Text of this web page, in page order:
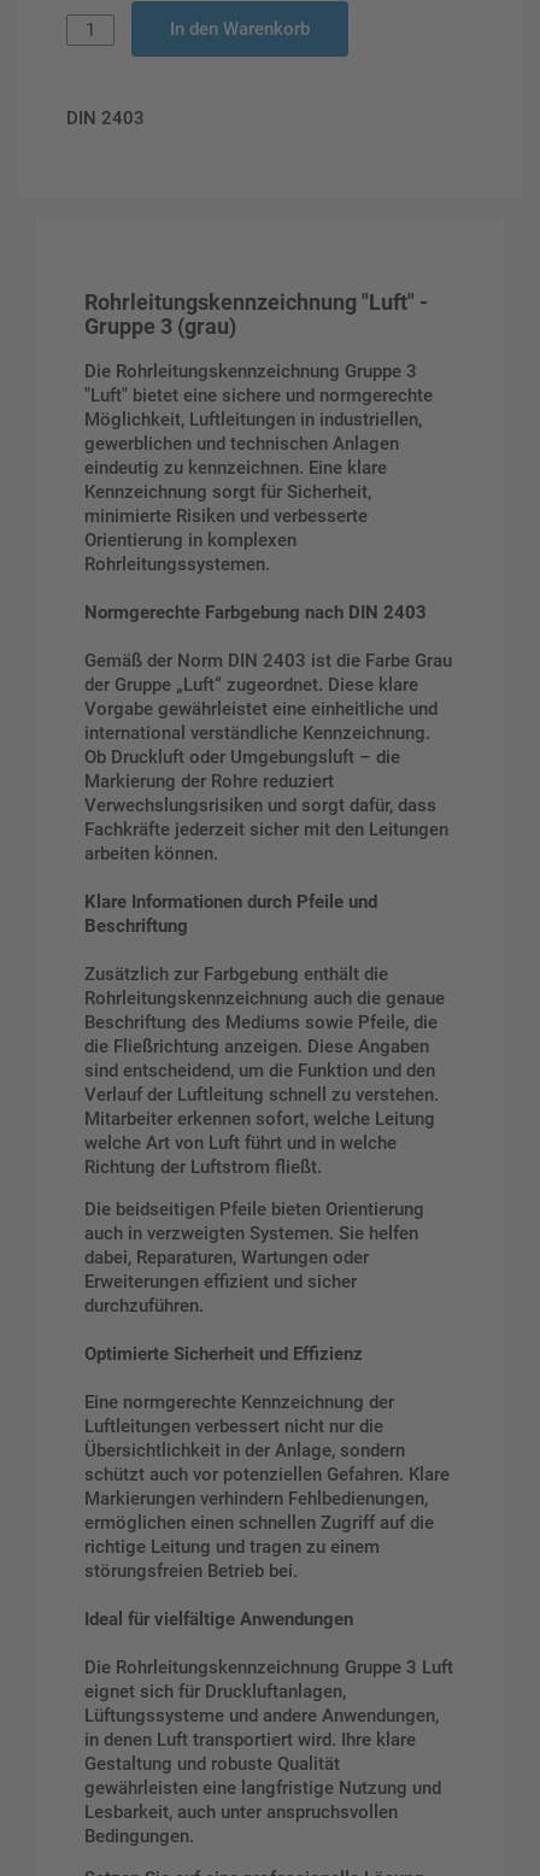
In den Warenkorb
DIN 2403
Rohrleitungskennzeichnung "Luft" -
Gruppe 3 (grau)
Die Rohrleitungskennzeichnung Gruppe 3
"Luft" bietet eine sichere und normgerechte
Möglichkeit, Luftleitungen in industriellen,
gewerblichen und technischen Anlagen
eindeutig zu kennzeichnen. Eine klare
Kennzeichnung sorgt für Sicherheit,
minimierte Risiken und verbesserte
Orientierung in komplexen
Rohrleitungssystemen.
Normgerechte Farbgebung nach DIN 2403
Gemäß der Norm DIN 2403 ist die Farbe Grau
der Gruppe „Luft“ zugeordnet. Diese klare
Vorgabe gewährleistet eine einheitliche und
international verständliche Kennzeichnung.
Ob Druckluft oder Umgebungsluft – die
Markierung der Rohre reduziert
Verwechslungsrisiken und sorgt dafür, dass
Fachkräfte jederzeit sicher mit den Leitungen
arbeiten können.
Klare Informationen durch Pfeile und
Beschriftung
Zusätzlich zur Farbgebung enthält die
Rohrleitungskennzeichnung auch die genaue
Beschriftung des Mediums sowie Pfeile, die
die Fließrichtung anzeigen. Diese Angaben
sind entscheidend, um die Funktion und den
Verlauf der Luftleitung schnell zu verstehen.
Mitarbeiter erkennen sofort, welche Leitung
welche Art von Luft führt und in welche
Richtung der Luftstrom fließt.
Die beidseitigen Pfeile bieten Orientierung
auch in verzweigten Systemen. Sie helfen
dabei, Reparaturen, Wartungen oder
Erweiterungen effizient und sicher
durchzuführen.
Optimierte Sicherheit und Effizienz
Eine normgerechte Kennzeichnung der
Luftleitungen verbessert nicht nur die
Übersichtlichkeit in der Anlage, sondern
schützt auch vor potenziellen Gefahren. Klare
Markierungen verhindern Fehlbedienungen,
ermöglichen einen schnellen Zugriff auf die
richtige Leitung und tragen zu einem
störungsfreien Betrieb bei.
Ideal für vielfältige Anwendungen
Die Rohrleitungskennzeichnung Gruppe 3 Luft
eignet sich für Druckluftanlagen,
Lüftungssysteme und andere Anwendungen,
in denen Luft transportiert wird. Ihre klare
Gestaltung und robuste Qualität
gewährleisten eine langfristige Nutzung und
Lesbarkeit, auch unter anspruchsvollen
Bedingungen.